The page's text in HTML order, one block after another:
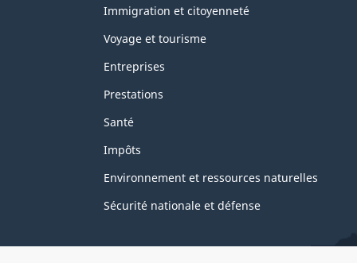
sujets
Immigration et citoyenneté
Voyage et tourisme
Entreprises
Prestations
Santé
Impôts
Environnement et ressources naturelles
Sécurité nationale et défense